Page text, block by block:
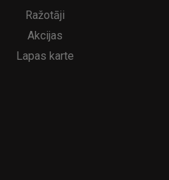
29.95€
Ražotāji
Akcijas
Lapas karte